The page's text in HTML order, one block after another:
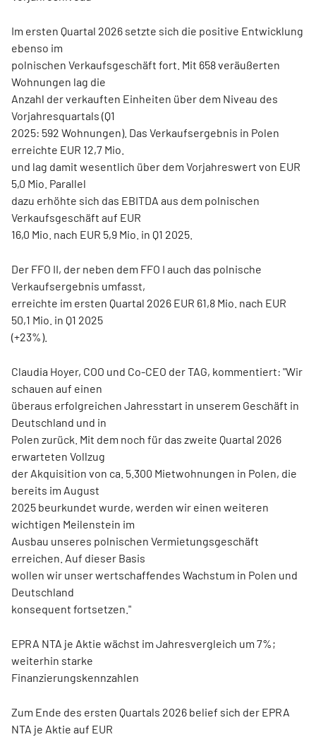
Im ersten Quartal 2026 setzte sich die positive Entwicklung
ebenso im
polnischen Verkaufsgeschäft fort. Mit 658 veräußerten
Wohnungen lag die
Anzahl der verkauften Einheiten über dem Niveau des
Vorjahresquartals (Q1
2025: 592 Wohnungen). Das Verkaufsergebnis in Polen
erreichte EUR 12,7 Mio.
und lag damit wesentlich über dem Vorjahreswert von EUR
5,0 Mio. Parallel
dazu erhöhte sich das EBITDA aus dem polnischen
Verkaufsgeschäft auf EUR
16,0 Mio. nach EUR 5,9 Mio. in Q1 2025.
Der FFO II, der neben dem FFO I auch das polnische
Verkaufsergebnis umfasst,
erreichte im ersten Quartal 2026 EUR 61,8 Mio. nach EUR
50,1 Mio. in Q1 2025
(+23%).
Claudia Hoyer, COO und Co-CEO der TAG, kommentiert: "Wir
schauen auf einen
überaus erfolgreichen Jahresstart in unserem Geschäft in
Deutschland und in
Polen zurück. Mit dem noch für das zweite Quartal 2026
erwarteten Vollzug
der Akquisition von ca. 5.300 Mietwohnungen in Polen, die
bereits im August
2025 beurkundet wurde, werden wir einen weiteren
wichtigen Meilenstein im
Ausbau unseres polnischen Vermietungsgeschäft
erreichen. Auf dieser Basis
wollen wir unser wertschaffendes Wachstum in Polen und
Deutschland
konsequent fortsetzen."
EPRA NTA je Aktie wächst im Jahresvergleich um 7%;
weiterhin starke
Finanzierungskennzahlen
Zum Ende des ersten Quartals 2026 belief sich der EPRA
NTA je Aktie auf EUR